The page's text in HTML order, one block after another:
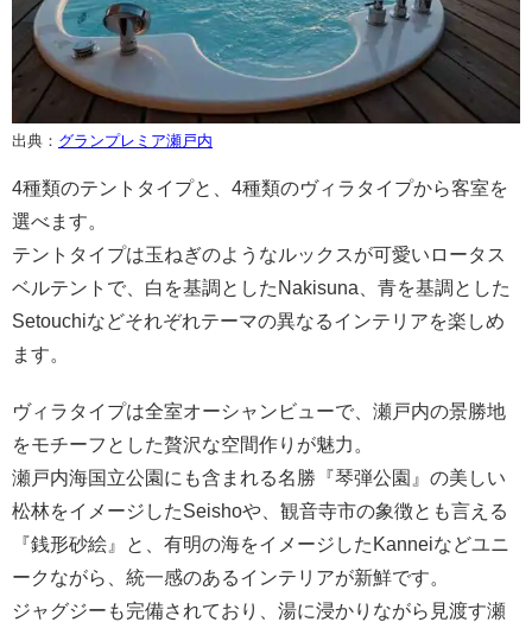
出典： グランプレミア瀬戸内
4種類のテントタイプと、4種類のヴィラタイプから客室を
選べます。
テントタイプは玉ねぎのようなルックスが可愛いロータス
ベルテントで、白を基調としたNakisuna、青を基調とした
Setouchiなどそれぞれテーマの異なるインテリアを楽しめ
ます。
ヴィラタイプは全室オーシャンビューで、瀬戸内の景勝地
をモチーフとした贅沢な空間作りが魅力。
瀬戸内海国立公園にも含まれる名勝『琴弾公園』の美しい
松林をイメージしたSeishoや、観音寺市の象徴とも言える
『銭形砂絵』と、有明の海をイメージしたKanneiなどユニ
ークながら、統一感のあるインテリアが新鮮です。
ジャグジーも完備されており、湯に浸かりながら見渡す瀬